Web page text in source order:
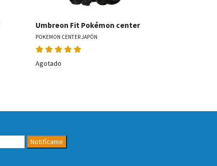
Umbreon Fit Pokémon center
POKEMON CENTER JAPÓN
Agotado
Notifícame